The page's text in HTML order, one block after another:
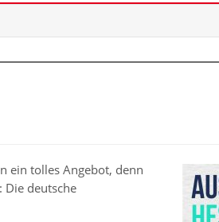
ein tolles Angebot, denn
Die deutsche